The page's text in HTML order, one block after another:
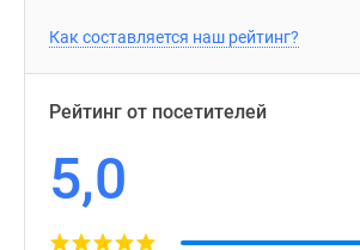
Как составляется наш рейтинг?
Рейтинг от посетителей
5,0